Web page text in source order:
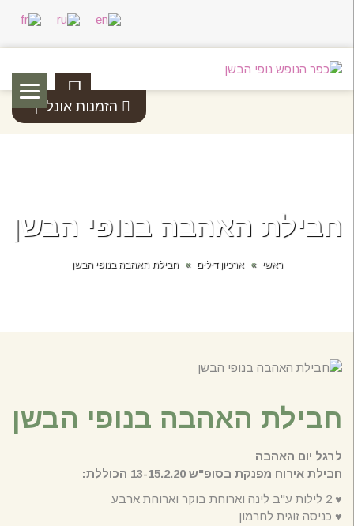
04-
6488914
הזמנות אונליין
חבילת האהבה בנופי הבשן
ראשי » ארכיון דילים » חבילת האהבה בנופי הבשן
חבילת האהבה בנופי הבשן
לרגל יום האהבה
חבילת אירוח מפנקת בסופ"ש 13-15.2.20 הכוללת:
♥ 2 לילות ע"ב לינה וארוחת בוקר וארוחת ארבע
♥ כניסה זוגית לחרמון